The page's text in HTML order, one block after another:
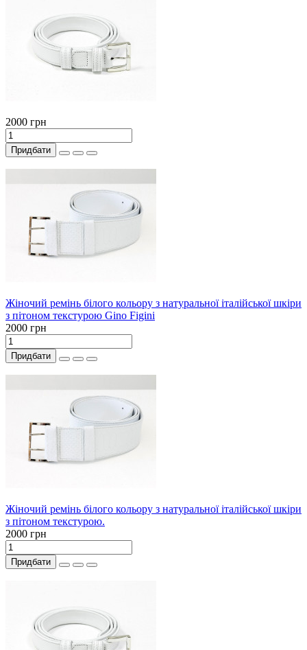
2000 грн
Придбати
Жіночий ремінь білого кольору з натуральної італійської шкіри
з пітоном текстурою Gino Figini
2000 грн
Придбати
Жіночий ремінь білого кольору з натуральної італійської шкіри
з пітоном текстурою.
2000 грн
Придбати